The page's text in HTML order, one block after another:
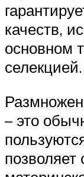
качеств,
основном
селекцией.
– это
позволяет